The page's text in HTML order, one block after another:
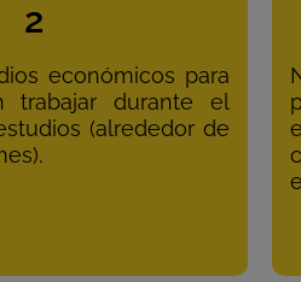
2
económicos para
trabajar durante el
(alrededor de